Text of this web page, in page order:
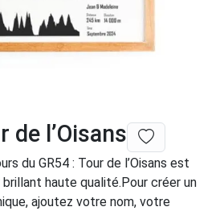
de l’Oisans
du GR54 : Tour de l’Oisans est
haute qualité.Pour créer un
ajoutez votre nom, votre